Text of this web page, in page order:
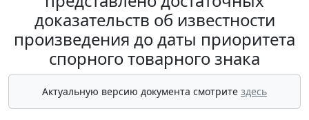
доказательств об известности
произведения до даты приоритета
спорного товарного знака
Актуальную версию документа смотрите здесь